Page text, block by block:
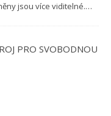
jsou více viditelné.…
PRO SVOBODNOU